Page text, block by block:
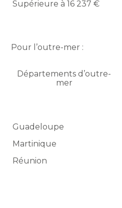
Supérieure à 16 237 €
Pour l’outre-mer :
Départements d’outre-
mer
Guadeloupe
Martinique
Réunion